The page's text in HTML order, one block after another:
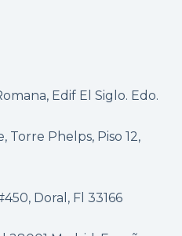
Edif El Siglo. Edo.
Torre Phelps, Piso 12,
Doral, Fl 33166